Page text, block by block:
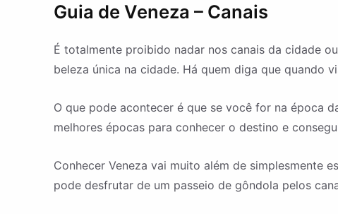
Guia de Veneza – Canais
É totalmente proibido nadar nos canais da cidade
beleza única na cidade. Há quem diga que quando
O que pode acontecer é que se você for na época
melhores épocas para conhecer o destino e
Conhecer Veneza vai muito além de simplesmente
pode desfrutar de um passeio de gôndola pelos